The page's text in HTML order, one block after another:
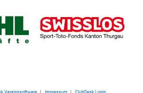
Vereinssoftware | Impressum | ClubDesk Login